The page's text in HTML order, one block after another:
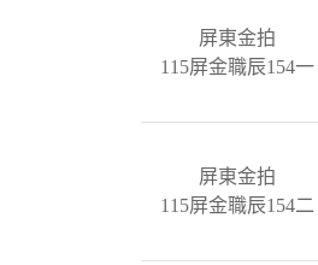
屏東金拍
115屏金職辰154一
屏東金拍
115屏金職辰154二